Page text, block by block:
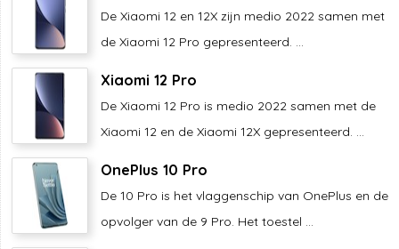
De Xiaomi 12 en 12X zijn medio 2022 samen met
de Xiaomi 12 Pro gepresenteerd. ...
Xiaomi 12 Pro
De Xiaomi 12 Pro is medio 2022 samen met de
Xiaomi 12 en de Xiaomi 12X gepresenteerd. ...
OnePlus 10 Pro
De 10 Pro is het vlaggenschip van OnePlus en de
opvolger van de 9 Pro. Het toestel ...